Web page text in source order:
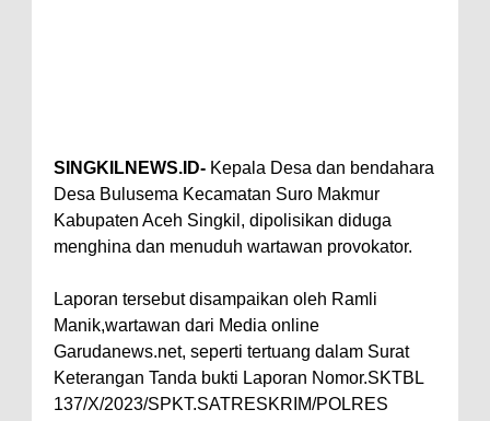
SINGKILNEWS.ID- Kepala Desa dan bendahara
Desa Bulusema Kecamatan Suro Makmur
Kabupaten Aceh Singkil, dipolisikan diduga
menghina dan menuduh wartawan provokator.
Laporan tersebut disampaikan oleh Ramli
Manik,wartawan dari Media online
Garudanews.net, seperti tertuang dalam Surat
Keterangan Tanda bukti Laporan Nomor.SKTBL
137/X/2023/SPKT.SATRESKRIM/POLRES